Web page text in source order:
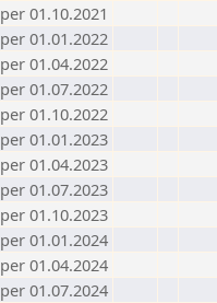
01.10.2021
01.01.2022
01.04.2022
01.07.2022
01.10.2022
01.01.2023
01.04.2023
01.07.2023
01.10.2023
01.01.2024
01.04.2024
01.07.2024